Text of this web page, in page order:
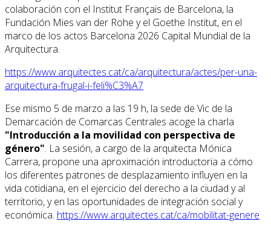
colaboración con el Institut Français de Barcelona, la
Fundación Mies van der Rohe y el Goethe Institut, en el
marco de los actos Barcelona 2026 Capital Mundial de la
Arquitectura.
https://www.arquitectes.cat/ca/arquitectura/actes/per-una-
arquitectura-frugal-i-feli%C3%A7
Ese mismo 5 de marzo a las 19 h, la sede de Vic de la
Demarcación de Comarcas Centrales acoge la charla
"Introducción a la movilidad con perspectiva de
género". La sesión, a cargo de la arquitecta Mónica
Carrera, propone una aproximación introductoria a cómo
los diferentes patrones de desplazamiento influyen en la
vida cotidiana, en el ejercicio del derecho a la ciudad y al
territorio, y en las oportunidades de integración social y
económica. https://www.arquitectes.cat/ca/mobilitat-genere